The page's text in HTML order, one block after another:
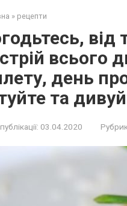
» рецепти
всього
день
та
03.04.2020